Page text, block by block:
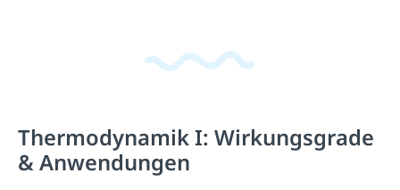
Thermodynamik I: Wirkungsgrade
& Anwendungen